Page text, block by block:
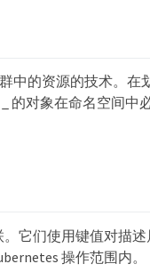
中的资源的技术。在
的对象在命名空间中
它们使用键值对描
操作范围内。